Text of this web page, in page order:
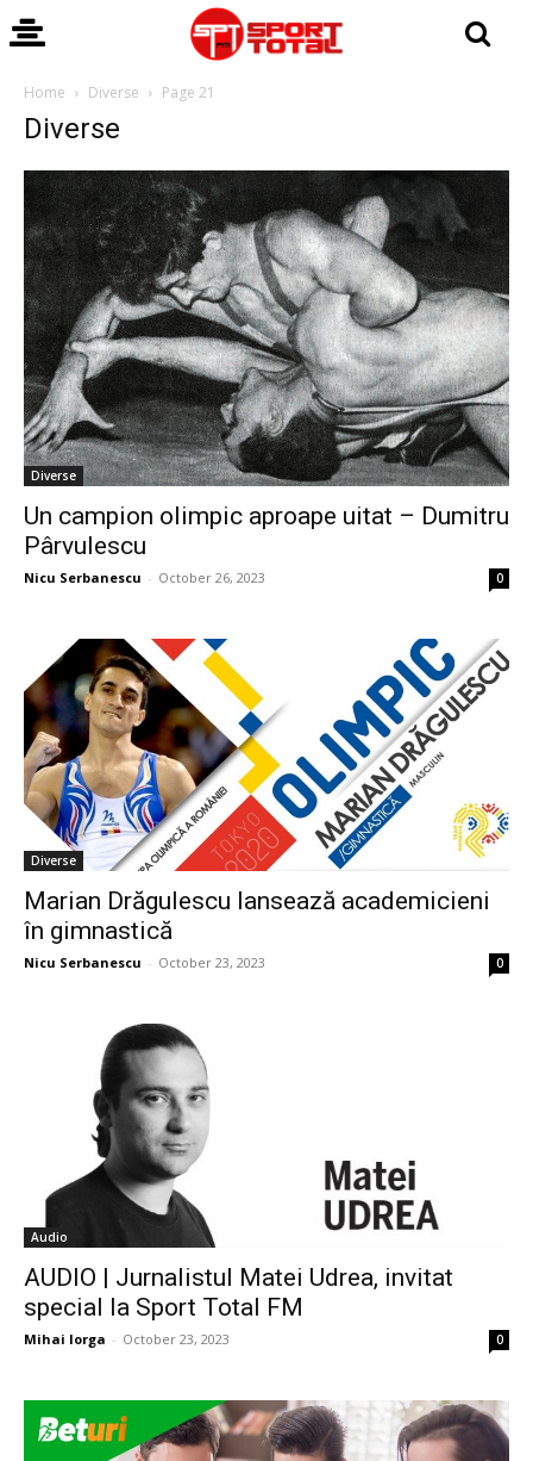
Home Diverse Page 21
Diverse
Diverse
Un campion olimpic aproape uitat – Dumitru
Pârvulescu
Nicu Serbanescu - October 26, 2023 0
Diverse
Marian Drăgulescu lansează academicieni
în gimnastică
Nicu Serbanescu - October 23, 2023 0
Audio
AUDIO | Jurnalistul Matei Udrea, invitat
special la Sport Total FM
Mihai Iorga - October 23, 2023 0